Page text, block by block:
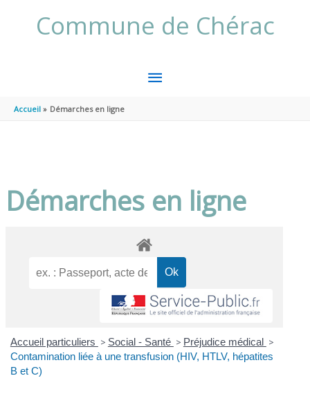
Commune de Chérac
MENU
Accueil Démarches en ligne
Démarches en ligne
Accueil particuliers > Social - Santé > Préjudice médical >
Contamination liée à une transfusion (HIV, HTLV, hépatites
B et C)